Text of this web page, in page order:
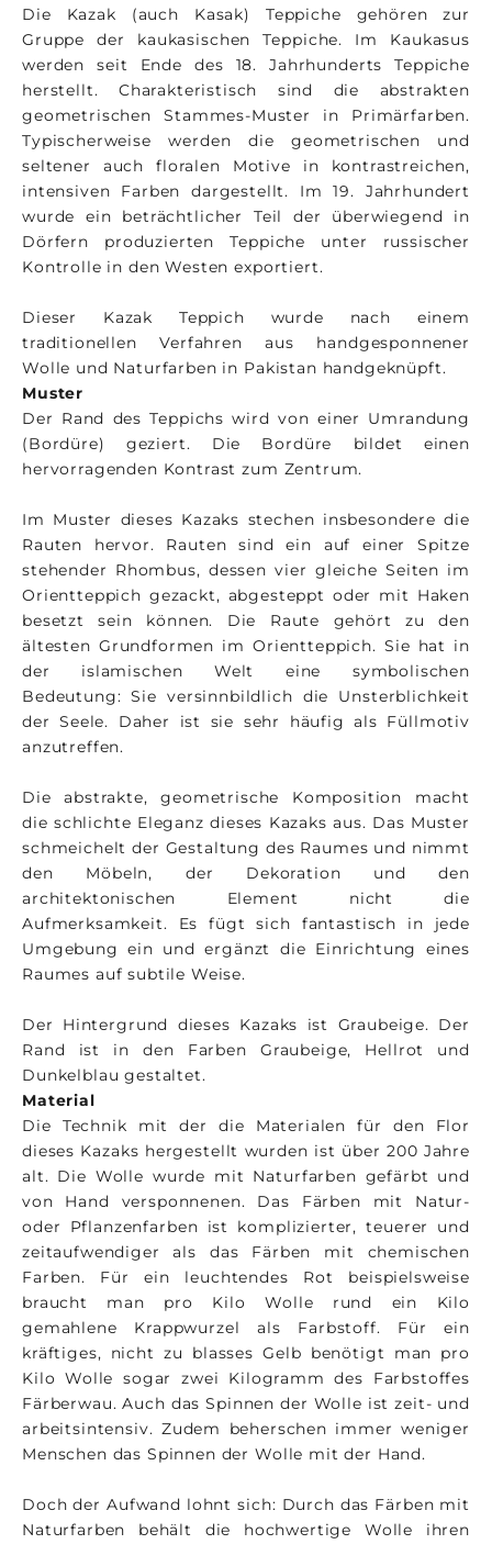
Die Kazak (auch Kasak) Teppiche gehören zur
Gruppe der kaukasischen Teppiche. Im Kaukasus
werden seit Ende des 18. Jahrhunderts Teppiche
herstellt. Charakteristisch sind die abstrakten
geometrischen Stammes-Muster in Primärfarben.
Typischerweise werden die geometrischen und
seltener auch floralen Motive in kontrastreichen,
intensiven Farben dargestellt. Im 19. Jahrhundert
wurde ein beträchtlicher Teil der überwiegend in
Dörfern produzierten Teppiche unter russischer
Kontrolle in den Westen exportiert.
Dieser Kazak Teppich wurde nach einem
traditionellen Verfahren aus handgesponnener
Wolle und Naturfarben in Pakistan handgeknüpft.
Muster
Der Rand des Teppichs wird von einer Umrandung
(Bordüre) geziert. Die Bordüre bildet einen
hervorragenden Kontrast zum Zentrum.
Im Muster dieses Kazaks stechen insbesondere die
Rauten hervor. Rauten sind ein auf einer Spitze
stehender Rhombus, dessen vier gleiche Seiten im
Orientteppich gezackt, abgesteppt oder mit Haken
besetzt sein können. Die Raute gehört zu den
ältesten Grundformen im Orientteppich. Sie hat in
der islamischen Welt eine symbolischen
Bedeutung: Sie versinnbildlich die Unsterblichkeit
der Seele. Daher ist sie sehr häufig als Füllmotiv
anzutreffen.
Die abstrakte, geometrische Komposition macht
die schlichte Eleganz dieses Kazaks aus. Das Muster
schmeichelt der Gestaltung des Raumes und nimmt
den Möbeln, der Dekoration und den
architektonischen Element nicht die
Aufmerksamkeit. Es fügt sich fantastisch in jede
Umgebung ein und ergänzt die Einrichtung eines
Raumes auf subtile Weise.
Der Hintergrund dieses Kazaks ist Graubeige. Der
Rand ist in den Farben Graubeige, Hellrot und
Dunkelblau gestaltet.
Material
Die Technik mit der die Materialen für den Flor
dieses Kazaks hergestellt wurden ist über 200 Jahre
alt. Die Wolle wurde mit Naturfarben gefärbt und
von Hand versponnenen. Das Färben mit Natur-
oder Pflanzenfarben ist komplizierter, teuerer und
zeitaufwendiger als das Färben mit chemischen
Farben. Für ein leuchtendes Rot beispielsweise
braucht man pro Kilo Wolle rund ein Kilo
gemahlene Krappwurzel als Farbstoff. Für ein
kräftiges, nicht zu blasses Gelb benötigt man pro
Kilo Wolle sogar zwei Kilogramm des Farbstoffes
Färberwau. Auch das Spinnen der Wolle ist zeit- und
arbeitsintensiv. Zudem beherschen immer weniger
Menschen das Spinnen der Wolle mit der Hand.
Doch der Aufwand lohnt sich: Durch das Färben mit
Naturfarben behält die hochwertige Wolle ihren